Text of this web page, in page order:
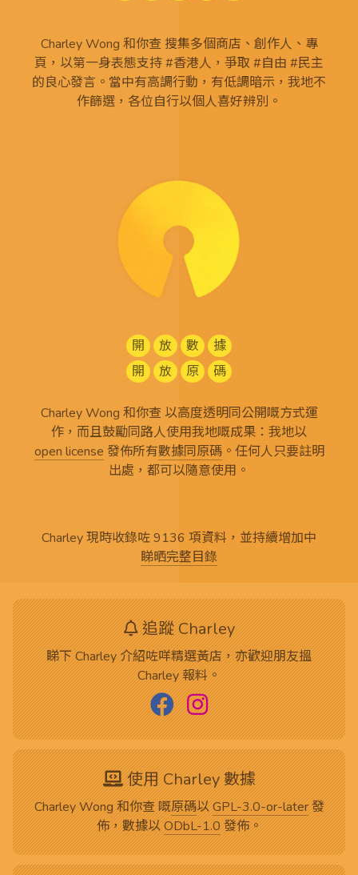
Charley Wong 和你查 搜集多個商店、創作人、專
頁，以第一身表態支持 #香港人，爭取 #自由 #民主
的良心發言。當中有高調行動，有低調暗示，我地不
作篩選，各位自行以個人喜好辨別。
開 放 數
據
開
放 原 碼
Charley Wong 和你查 以高度透明同公開嘅方式運
作，而且鼓勵同路人使用我地嘅成果：我地以
open license 發佈所有數據同原碼。任何人只要註明
出處，都可以隨意使用。
Charley 現時收錄咗 9136 項資料，並持續增加中
睇晒完整目錄
追蹤 Charley
睇下 Charley 介紹咗咩精選黃店，亦歡迎朋友搵
Charley 報料。
使用 Charley 數據
Charley Wong 和你查 嘅原碼以GPL-3.0-or-later發
佈，數據以ODbL-1.0發佈。